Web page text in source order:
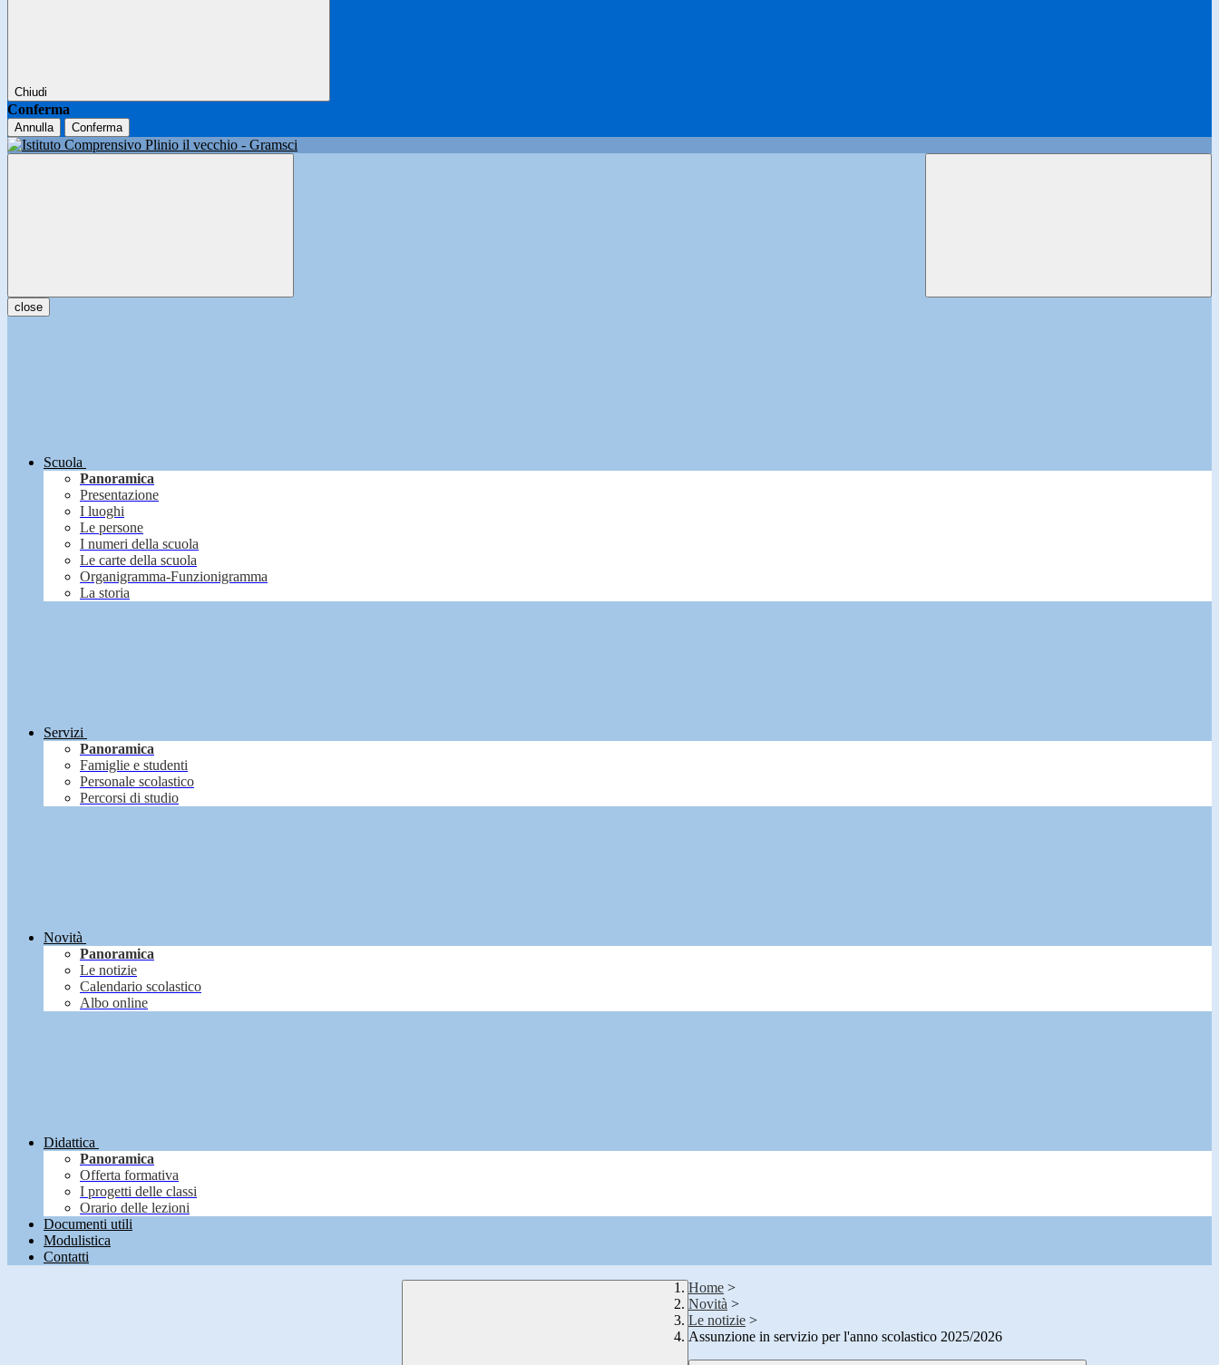
Chiudi
Conferma
Annulla Conferma
close
Scuola
Panoramica
Presentazione
I luoghi
Le persone
I numeri della scuola
Le carte della scuola
Organigramma-Funzionigramma
La storia
Servizi
Panoramica
Famiglie e studenti
Personale scolastico
Percorsi di studio
Novità
Panoramica
Le notizie
Calendario scolastico
Albo online
Didattica
Panoramica
Offerta formativa
I progetti delle classi
Orario delle lezioni
Documenti utili
Modulistica
Contatti
Home >
Novità >
Le notizie >
Assunzione in servizio per l'anno scolastico 2025/2026